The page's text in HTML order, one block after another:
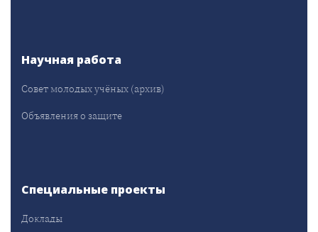
Научная работа
Совет молодых учёных (архив)
Объявления о защите
Специальные проекты
Доклады